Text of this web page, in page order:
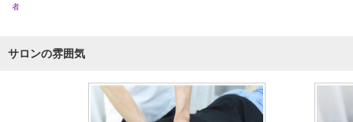
者
サロンの雰囲気